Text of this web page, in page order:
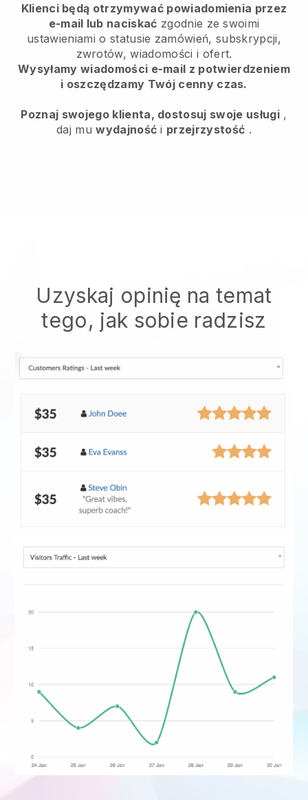
Klienci będą otrzymywać powiadomienia przez
e-mail lub naciskać zgodnie ze swoimi
ustawieniami o statusie zamówień, subskrypcji,
zwrotów, wiadomości i ofert.
Wysyłamy wiadomości e-mail z potwierdzeniem
i oszczędzamy Twój cenny czas.
Poznaj swojego klienta, dostosuj swoje usługi,
daj muwydajność i przejrzystość .
Uzyskaj opinię na temat
tego, jak sobie radzisz